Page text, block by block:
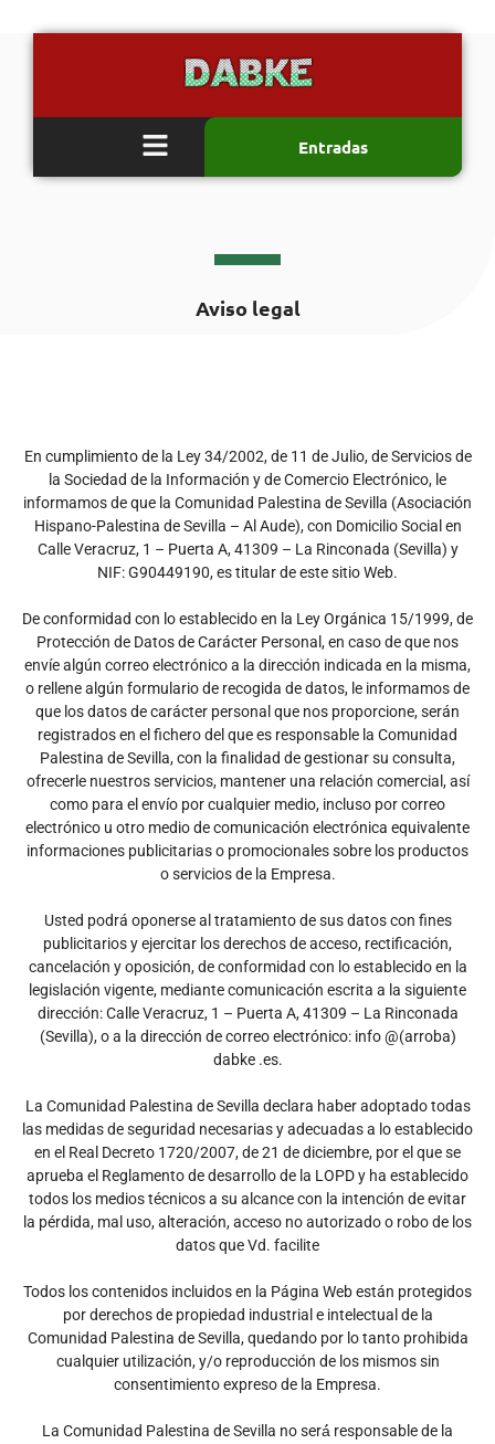
Entradas
Aviso legal
En cumplimiento de la Ley 34/2002, de 11 de Julio, de Servicios de
la Sociedad de la Información y de Comercio Electrónico, le
informamos de que la Comunidad Palestina de Sevilla (Asociación
Hispano-Palestina de Sevilla – Al Aude), con Domicilio Social en
Calle Veracruz, 1 – Puerta A, 41309 – La Rinconada (Sevilla) y
NIF: G90449190, es titular de este sitio Web.
De conformidad con lo establecido en la Ley Orgánica 15/1999, de
Protección de Datos de Carácter Personal, en caso de que nos
envíe algún correo electrónico a la dirección indicada en la misma,
o rellene algún formulario de recogida de datos, le informamos de
que los datos de carácter personal que nos proporcione, serán
registrados en el fichero del que es responsable la Comunidad
Palestina de Sevilla, con la finalidad de gestionar su consulta,
ofrecerle nuestros servicios, mantener una relación comercial, así
como para el envío por cualquier medio, incluso por correo
electrónico u otro medio de comunicación electrónica equivalente
informaciones publicitarias o promocionales sobre los productos
o servicios de la Empresa.
Usted podrá oponerse al tratamiento de sus datos con fines
publicitarios y ejercitar los derechos de acceso, rectificación,
cancelación y oposición, de conformidad con lo establecido en la
legislación vigente, mediante comunicación escrita a la siguiente
dirección: Calle Veracruz, 1 – Puerta A, 41309 – La Rinconada
(Sevilla), o a la dirección de correo electrónico: info @(arroba)
dabke .es.
La Comunidad Palestina de Sevilla declara haber adoptado todas
las medidas de seguridad necesarias y adecuadas a lo establecido
en el Real Decreto 1720/2007, de 21 de diciembre, por el que se
aprueba el Reglamento de desarrollo de la LOPD y ha establecido
todos los medios técnicos a su alcance con la intención de evitar
la pérdida, mal uso, alteración, acceso no autorizado o robo de los
datos que Vd. facilite
Todos los contenidos incluidos en la Página Web están protegidos
por derechos de propiedad industrial e intelectual de la
Comunidad Palestina de Sevilla, quedando por lo tanto prohibida
cualquier utilización, y/o reproducción de los mismos sin
consentimiento expreso de la Empresa.
La Comunidad Palestina de Sevilla no será́ responsable de la